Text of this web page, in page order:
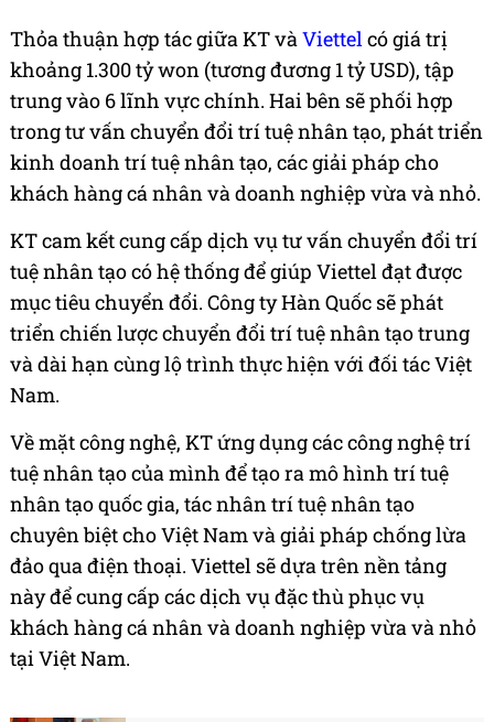
Thỏa thuận hợp tác giữa KT vàViettelcó giá trị
khoảng 1.300 tỷ won (tương đương 1 tỷ USD), tập
trung vào 6 lĩnh vực chính. Hai bên sẽ phối hợp
trong tư vấn chuyển đổi trí tuệ nhân tạo, phát triển
kinh doanh trí tuệ nhân tạo, các giải pháp cho
khách hàng cá nhân và doanh nghiệp vừa và nhỏ.
KT cam kết cung cấp dịch vụ tư vấn chuyển đổi trí
tuệ nhân tạo có hệ thống để giúp Viettel đạt được
mục tiêu chuyển đổi. Công ty Hàn Quốc sẽ phát
triển chiến lược chuyển đổi trí tuệ nhân tạo trung
và dài hạn cùng lộ trình thực hiện với đối tác Việt
Nam.
Về mặt công nghệ, KT ứng dụng các công nghệ trí
tuệ nhân tạo của mình để tạo ra mô hình trí tuệ
nhân tạo quốc gia, tác nhân trí tuệ nhân tạo
chuyên biệt cho Việt Nam và giải pháp chống lừa
đảo qua điện thoại. Viettel sẽ dựa trên nền tảng
này để cung cấp các dịch vụ đặc thù phục vụ
khách hàng cá nhân và doanh nghiệp vừa và nhỏ
tại Việt Nam.